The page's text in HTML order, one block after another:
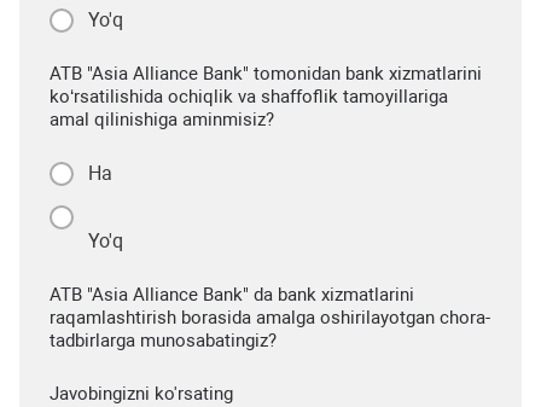
Yo'q
ATB "Asia Alliance Bank" tomonidan bank xizmatlarini
ko‘rsatilishida ochiqlik va shaffoflik tamoyillariga
amal qilinishiga aminmisiz?
Ha
Yo'q
ATB "Asia Alliance Bank" da bank xizmatlarini
raqamlashtirish borasida amalga oshirilayotgan chora-
tadbirlarga munosabatingiz?
Javobingizni ko'rsating